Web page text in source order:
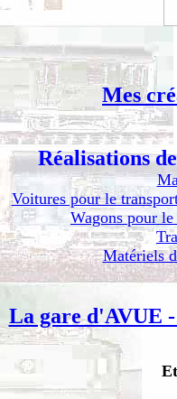
Mes
Réalisations
Voitures pour le
Wagons pour
Matériels
La gare d'AVUE